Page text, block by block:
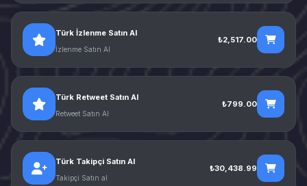
Türk İzlenme Satın Al
İzlenme Satın Al
₺2,517.00
Türk Retweet Satın Al
Retweet Satın Al
₺799.00
Türk Takipçi Satın Al
Takipçi Satın al
₺30,438.99